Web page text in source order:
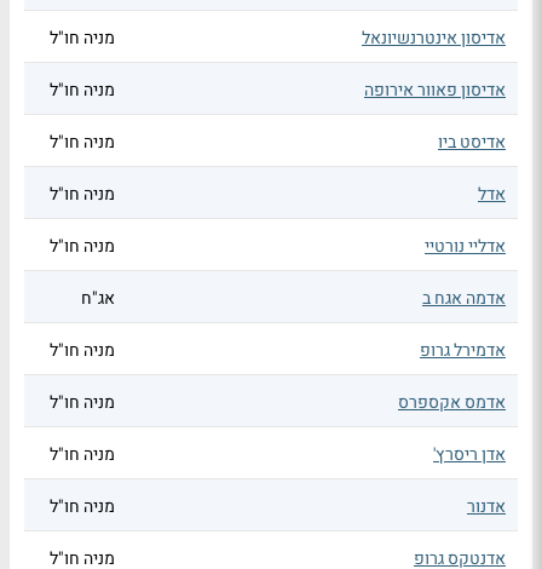
אדיסון אינטרנשיונאל מניה חו"ל
אדיסון פאוור אירופה מניה חו"ל
אדיסט ביו מניה חו"ל
אדל מניה חו"ל
אדליי נורטיי מניה חו"ל
אדמה אגח ב אג"ח
אדמירל גרופ מניה חו"ל
אדמס אקספרס מניה חו"ל
אדן ריסרץ' מניה חו"ל
אדנור מניה חו"ל
אדנטקס גרופ מניה חו"ל